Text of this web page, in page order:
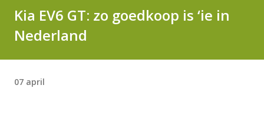
Kia EV6 GT: zo goedkoop is ‘ie in
Nederland
07 april